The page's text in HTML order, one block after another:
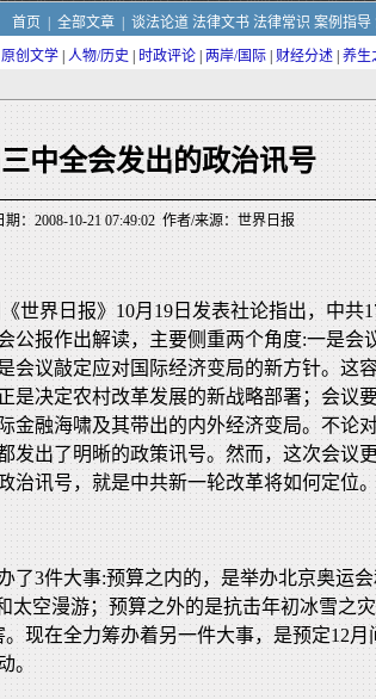
首页 全部文章| 谈法论道 法律文书 法律常识 案例指导
原创文学 人物/历史 时政评论 两岸/国际 财经分述 养生
中全会发出的政治讯号
：2008-10-21 07:49:02 作者/来源：世界日报
世界日报》10月19日发表社论指出，中共
公报作出解读，主要侧重两个角度:一是会
会议敲定应对国际经济变局的新方针。这
是决定农村改革发展的新战略部署；会议
金融海啸及其带出的内外经济变局。不论
发出了明晰的政策讯号。然而，这次会议
治讯号，就是中共新一轮改革将如何定位。
了3件大事:预算之内的，是举办北京奥运
太空漫游；预算之外的是抗击年初冰雪之
现在全力筹办着另一件大事，是预定12月
。